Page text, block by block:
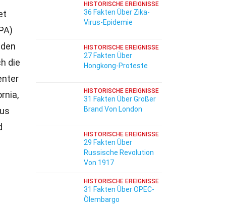
die
HISTORISCHE EREIGNISSE
36 Fakten Über Zika-
Virus-Epidemie
HISTORISCHE EREIGNISSE
27 Fakten Über
Hongkong-Proteste
HISTORISCHE EREIGNISSE
31 Fakten Über Großer
Brand Von London
HISTORISCHE EREIGNISSE
29 Fakten Über
Russische Revolution
Von 1917
HISTORISCHE EREIGNISSE
31 Fakten Über OPEC-
Ölembargo